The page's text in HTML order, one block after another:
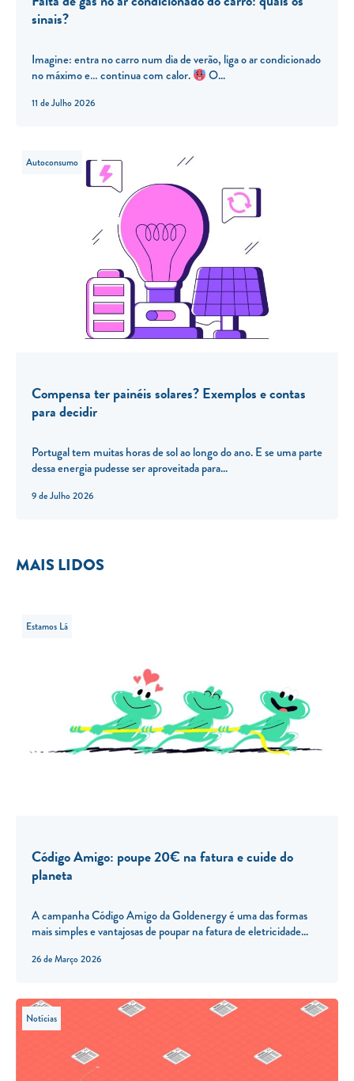
11 de Julho 2026
sinais?
Imagine: entra no carro num dia de verão, liga o ar condicionado
no máximo e… continua com calor.
O...
9 de Julho 2026
Autoconsumo
Compensa ter painéis solares? Exemplos e contas
para decidir
Portugal tem muitas horas de sol ao longo do ano. E se uma parte
dessa energia pudesse ser aproveitada para...
MAIS LIDOS
26 de Março 2026
Estamos Lá
Código Amigo: poupe 20€ na fatura e cuide do
planeta
A campanha Código Amigo da Goldenergy é uma das formas
mais simples e vantajosas de poupar na fatura de eletricidade...
Notícias